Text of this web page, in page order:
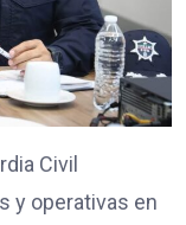
Civil
y operativas en